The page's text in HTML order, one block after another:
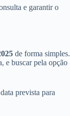
e garantir o
de forma simples.
e buscar pela opção
prevista para